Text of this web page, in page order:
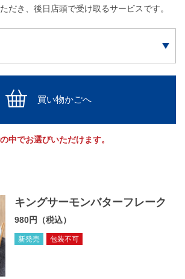
だき、後日店頭で受け取るサービスです。
買い物かごへ
中でお選びいただけます。
キングサーモンバターフレーク
980円（税込）
新発売 包装不可